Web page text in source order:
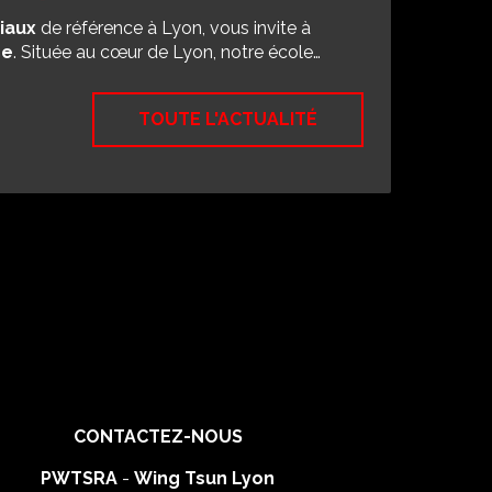
de référence à Lyon, vous invite à
. Située au cœur de Lyon, notre école…
TOUTE L'ACTUALITÉ
CONTACTEZ-NOUS
PWTSRA -Wing Tsun Lyon